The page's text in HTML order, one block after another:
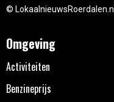
© LokaalnieuwsRoerdalen.nl
Omgeving
Activiteiten
Benzineprijs